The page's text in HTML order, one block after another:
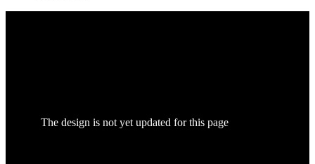
The design is not yet updated for this page